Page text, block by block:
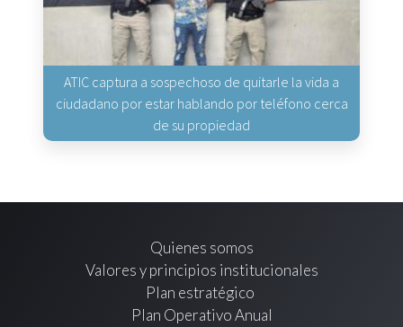
ATIC captura a sospechoso de quitarle la vida a
ciudadano por estar hablando por teléfono cerca
de su propiedad
Quienes somos
Valores y principios institucionales
Plan estratégico
Plan Operativo Anual